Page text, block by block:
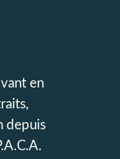
en
depuis